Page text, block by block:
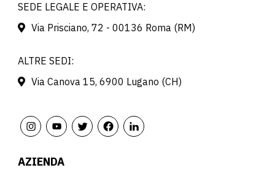
SEDE LEGALE E OPERATIVA:
Via Prisciano, 72 - 00136 Roma (RM)
ALTRE SEDI:
Via Canova 15, 6900 Lugano (CH)
AZIENDA